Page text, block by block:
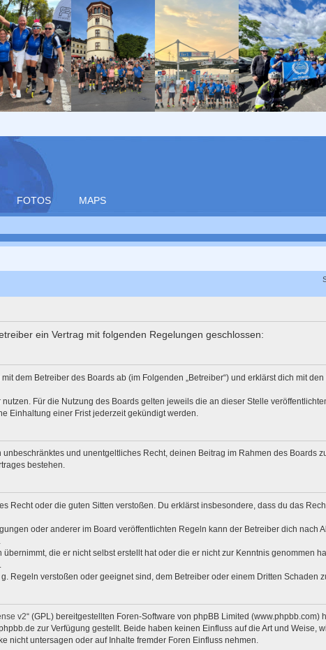
FOTOS MAPS
ein Vertrag mit folgenden Regelungen geschlossen:
dem Betreiber des Boards ab (im Folgenden „Betreiber“) und erklärst dich mit
Für die Nutzung des Boards gelten jeweils die an dieser Stelle
Einhaltung einer Frist jederzeit gekündigt werden.
und unentgeltliches Recht, deinen Beitrag im Rahmen des Boards
bestehen.
Recht oder die guten Sitten verstoßen. Du erklärst insbesondere, dass du das
oder anderer im Board veröffentlichten Regeln kann der Betreiber dich nach
die er nicht selbst erstellt hat oder die er nicht zur Kenntnis genommen
Regeln verstoßen oder geeignet sind, dem Betreiber oder einem Dritten Schaden
v2“ (GPL) bereitgestellten Foren-Software von phpBB Limited (www.phpbb.com)
zur Verfügung gestellt. Beide haben keinen Einfluss auf die Art und Weise,
nicht untersagen oder auf Inhalte fremder Foren Einfluss nehmen.